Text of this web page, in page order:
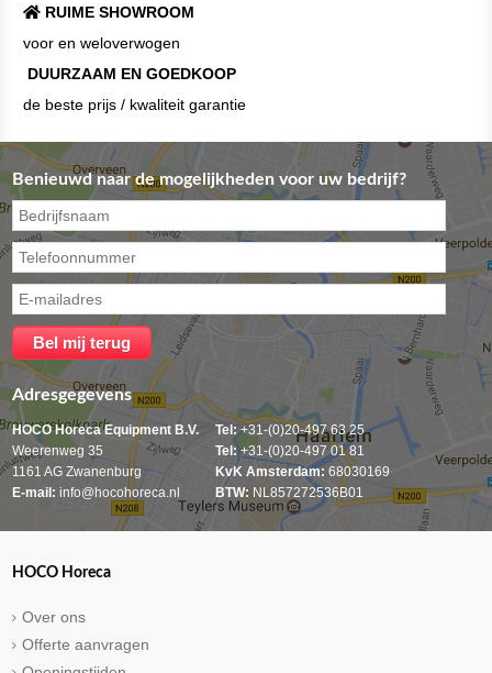
RUIME SHOWROOM
voor en weloverwogen
DUURZAAM EN GOEDKOOP
de beste prijs / kwaliteit garantie
Benieuwd naar de mogelijkheden voor uw bedrijf?
Adresgegevens
HOCO Horeca Equipment B.V.
Weerenweg 35
1161 AG Zwanenburg
E-mail: info@hocohoreca.nl
Tel:+31-(0)20-497 63 25
Tel:+31-(0)20-497 01 81
KvK Amsterdam: 68030169
BTW: NL857272536B01
HOCO Horeca
Over ons
Offerte aanvragen